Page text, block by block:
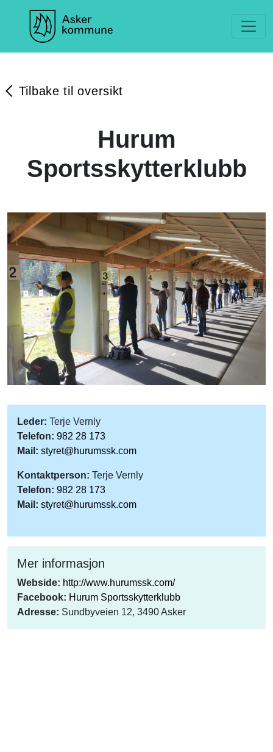
Tilbake til oversikt
Hurum
Sportsskytterklubb
Leder: Terje Vernly
Telefon: 982 28 173
Mail: styret@hurumssk.com
Kontaktperson: Terje Vernly
Telefon: 982 28 173
Mail: styret@hurumssk.com
Mer informasjon
Webside: http://www.hurumssk.com/
Facebook: Hurum Sportsskytterklubb
Adresse: Sundbyveien 12, 3490 Asker